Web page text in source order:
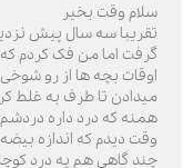
سلام وقت بخیر
تقریبا سه سال پیش
گرفت اما من فک کردم
اوقات بچه ها از رو
میدادن تا طرف به غلط
همنه که درد داره
وقت دیدم که اندازه
چند گاهی هم یه درد